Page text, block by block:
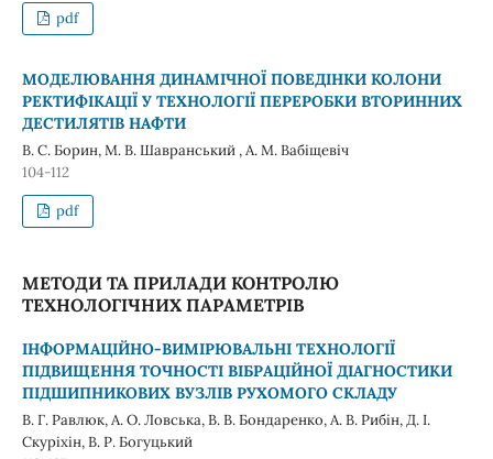
pdf
МОДЕЛЮВАННЯ ДИНАМІЧНОЇ ПОВЕДІНКИ КОЛОНИ
РЕКТИФІКАЦІЇ У ТЕХНОЛОГІЇ ПЕРЕРОБКИ ВТОРИННИХ
ДЕСТИЛЯТІВ НАФТИ
В. С. Борин, М. В. Шавранський , А. М. Вабіщевіч
104-112
pdf
МЕТОДИ ТА ПРИЛАДИ КОНТРОЛЮ
ТЕХНОЛОГІЧНИХ ПАРАМЕТРІВ
ІНФОРМАЦІЙНО-ВИМІРЮВАЛЬНІ ТЕХНОЛОГІЇ
ПІДВИЩЕННЯ ТОЧНОСТІ ВІБРАЦІЙНОЇ ДІАГНОСТИКИ
ПІДШИПНИКОВИХ ВУЗЛІВ РУХОМОГО СКЛАДУ
В. Г. Равлюк, А. О. Ловська, В. В. Бондаренко, А. В. Рибін, Д. І.
Скуріхін, В. Р. Богуцький